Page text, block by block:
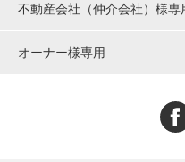
不動産会社（仲介会社）様専
オーナー様専用